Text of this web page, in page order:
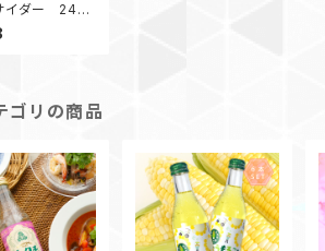
イダー 240
20本入
ゴリの商品